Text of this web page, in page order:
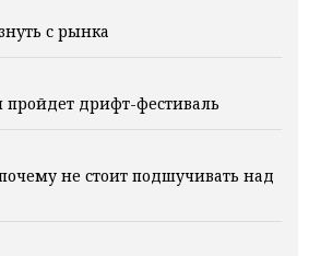
с рынка
пройдет дрифт-фестиваль
не стоит подшучивать над